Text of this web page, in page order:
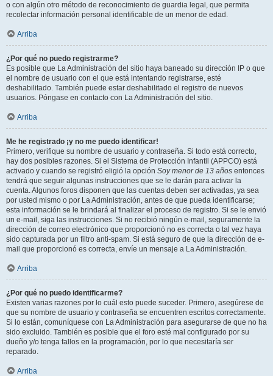
o con algún otro método de reconocimiento de guardia legal, que permita
recolectar información personal identificable de un menor de edad.
Arriba
¿Por qué no puedo registrarme?
Es posible que La Administración del sitio haya baneado su dirección IP o que
el nombre de usuario con el que está intentando registrarse, esté
deshabilitado. También puede estar deshabilitado el registro de nuevos
usuarios. Póngase en contacto con La Administración del sitio.
Arriba
Me he registrado ¡y no me puedo identificar!
Primero, verifique su nombre de usuario y contraseña. Si todo está correcto,
hay dos posibles razones. Si el Sistema de Protección Infantil (APPCO) está
activado y cuando se registró eligió la opción Soy menor de 13 años entonces
tendrá que seguir algunas instrucciones que se le darán para activar la
cuenta. Algunos foros disponen que las cuentas deben ser activadas, ya sea
por usted mismo o por La Administración, antes de que pueda identificarse;
esta información se le brindará al finalizar el proceso de registro. Si se le envió
un e-mail, siga las instrucciones. Si no recibió ningún e-mail, seguramente la
dirección de correo electrónico que proporcionó no es correcta o tal vez haya
sido capturada por un filtro anti-spam. Si está seguro de que la dirección de e-
mail que proporcionó es correcta, envíe un mensaje a La Administración.
Arriba
¿Por qué no puedo identificarme?
Existen varias razones por lo cuál esto puede suceder. Primero, asegúrese de
que su nombre de usuario y contraseña se encuentren escritos correctamente.
Si lo están, comuníquese con La Administración para asegurarse de que no ha
sido excluido. También es posible que el foro esté mal configurado por su
dueño y/o tenga fallos en la programación, por lo que necesitaría ser
reparado.
Arriba